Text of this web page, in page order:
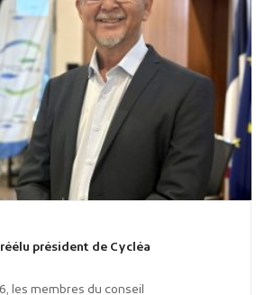
président de Cycléa
les membres du conseil